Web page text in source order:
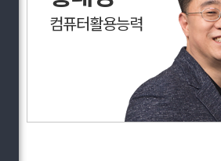
컴퓨터활용능력